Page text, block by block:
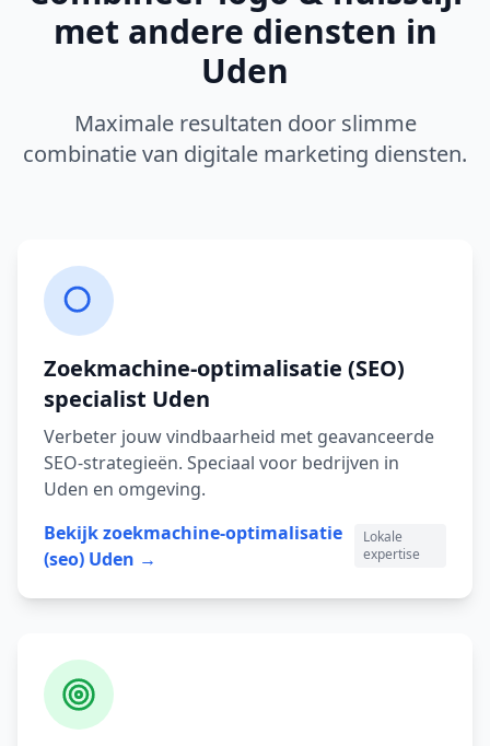
met andere diensten in
Uden
Maximale resultaten door slimme
combinatie van digitale marketing diensten.
Zoekmachine-optimalisatie (SEO)
specialist Uden
Verbeter jouw vindbaarheid met geavanceerde
SEO-strategieën. Speciaal voor bedrijven in
Uden en omgeving.
Bekijkzoekmachine-optimalisatie
(seo) Uden →
Lokale
expertise